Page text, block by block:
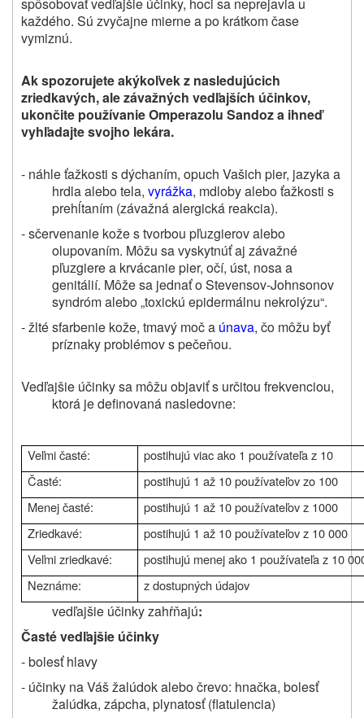
každého. Sú zvyčajne mierne a po krátkom čase
vymiznú.
Ak spozorujete akýkoľvek z nasledujúcich
zriedkavých, ale závažných vedľajších účinkov,
ukončite používanie Omperazolu Sandoz a ihneď
vyhľadajte svojho lekára.
- náhle ťažkosti s dýchaním, opuch Vašich pier, jazyka a
hrdla alebo tela, vyrážka, mdloby alebo ťažkosti s
prehĺtaním (závažná alergická reakcia).
- sčervenanie kože s tvorbou pľuzgierov alebo
olupovaním. Môžu sa vyskytnúť aj závažné
pľuzgiere a krvácanie pier, očí, úst, nosa a
genitálií. Môže sa jednať o Stevensov-Johnsonov
syndróm alebo „toxickú epidermálnu nekrolýzu“.
- žlté sfarbenie kože, tmavý moč a únava, čo môžu byť
príznaky problémov s pečeňou.
Vedľajšie účinky sa môžu objaviť s určitou frekvenciou,
ktorá je definovaná nasledovne:
Veľmi časté:
postihujú viac ako 1 používateľa z 10
Časté:
postihujú 1 až 10 používateľov zo 100
Menej časté:
postihujú 1 až 10 používateľov z 1000
Zriedkavé:
postihujú 1 až 10 používateľov z 10 000
Veľmi zriedkavé:
postihujú menej ako 1 používateľa z 10
Neznáme:
z dostupných údajov
vedľajšie účinky zahŕňajú:
Časté vedľajšie účinky
- bolesť hlavy
- účinky na Váš žalúdok alebo črevo: hnačka, bolesť
žalúdka, zápcha, plynatosť (flatulencia)